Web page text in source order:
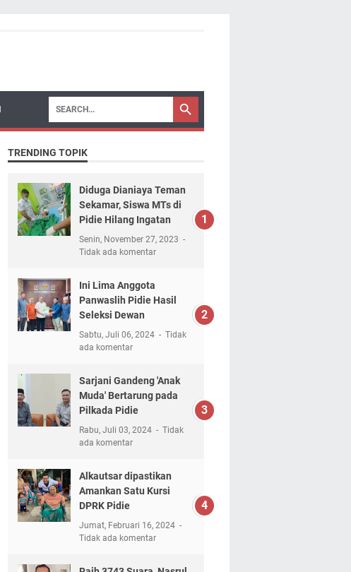
TRENDING TOPIK
Diduga Dianiaya Teman
Sekamar, Siswa MTs di
Pidie Hilang Ingatan
Senin, November 27, 2023
Tidak ada komentar
Ini Lima Anggota
Panwaslih Pidie Hasil
Seleksi Dewan
Sabtu, Juli 06, 2024
Tidak
ada komentar
Sarjani Gandeng 'Anak
Muda' Bertarung pada
Pilkada Pidie
Rabu, Juli 03, 2024
Tidak
ada komentar
Alkautsar dipastikan
Amankan Satu Kursi
DPRK Pidie
Jumat, Februari 16, 2024
Tidak ada komentar